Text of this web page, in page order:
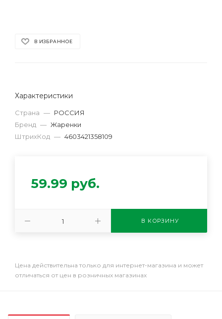
В ИЗБРАННОЕ
Характеристики
Страна — РОССИЯ
Бренд — Жаренки
ШтрихКод — 4603421358109
59.99 руб.
В КОРЗИНУ
Цена действительна только для интернет-магазина и может
отличаться от цен в розничных магазинах